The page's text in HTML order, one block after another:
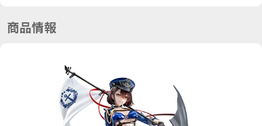
商品情報